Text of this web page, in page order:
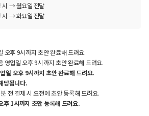
시 → 월요일 전달
시 → 화요일 전달
오후 9시까지 초안 완료해 드려요.
영업일 오후 9시까지 초안 완료해 드려요.
일 오후 9시까지 초안 완료해 드려요.
당됩니다.
전 결제 시 오전에 초안 등록해 드려요.
후 1시까지 초안 등록해 드려요.